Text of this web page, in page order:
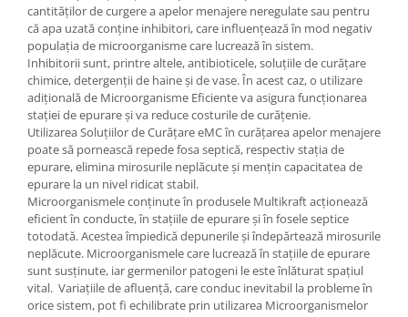
cantităţilor de curgere a apelor menajere neregulate sau pentru
că apa uzată conţine inhibitori, care influenţează în mod negativ
populaţia de microorganisme care lucrează în sistem.
Inhibitorii sunt, printre altele, antibioticele, soluţiile de curăţare
chimice, detergenţii de haine şi de vase. În acest caz, o utilizare
adiţională de Microorganisme Eficiente va asigura funcţionarea
staţiei de epurare şi va reduce costurile de curăţenie.
Utilizarea Soluţiilor de Curăţare eMC în curăţarea apelor menajere
poate să pornească repede fosa septică, respectiv staţia de
epurare, elimina mirosurile neplăcute şi menţin capacitatea de
epurare la un nivel ridicat stabil.
Microorganismele conţinute în produsele Multikraft acţionează
eficient în conducte, în staţiile de epurare şi în fosele septice
totodată. Acestea împiedică depunerile şi îndepărtează mirosurile
neplăcute. Microorganismele care lucrează în staţiile de epurare
sunt susţinute, iar germenilor patogeni le este înlăturat spațiul
vital. Variaţiile de afluenţă, care conduc inevitabil la probleme în
orice sistem, pot fi echilibrate prin utilizarea Microorganismelor